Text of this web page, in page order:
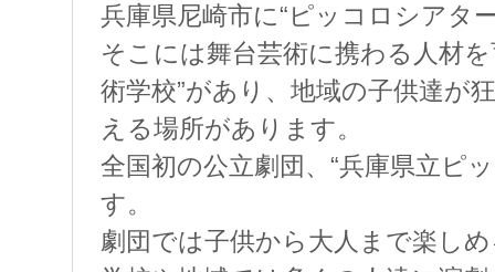
兵庫県尼崎市に“ピッコロシアタ
そこには舞台芸術に携わる人材を
術学校”があり、地域の子供達が
える場所があります。
全国初の公立劇団、“兵庫県立ピ
す。
劇団では子供から大人まで楽し